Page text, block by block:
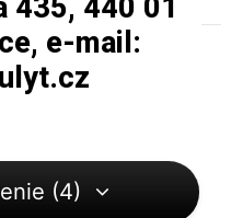
435, 440 01
e-mail:
(4)